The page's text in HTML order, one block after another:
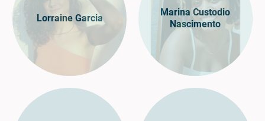
Lorraine Garcia
Marina Custodio
Nascimento